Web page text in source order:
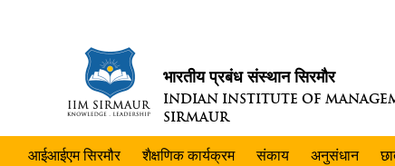
भारतीय प्रबंध संस्थान सिरमौर
INDIAN INSTITUTE OF
SIRMAUR
आईआईएम सिरमौर शैक्षणिक कार्यक्रम संकाय अनुसंधान